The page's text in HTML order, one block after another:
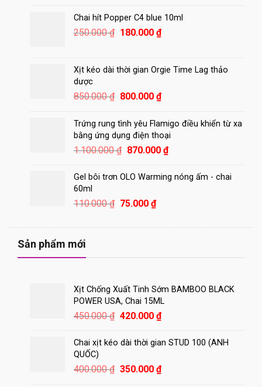
250.000 ₫.là:
150.000 ₫.
Chai hít Popper C4 blue 10ml
250.000₫ Giá
250.000 ₫.
180.000 ₫Giá
là:
Xịt kéo dài thời gian Orgie Time Lag thảo
dược
850.000₫ Giá
là:
850.000 ₫.
800.000 ₫Giá
tại
là:
800.000 ₫.
Trứng rung tình yêu Flamigo điều khiển từ xa
bằng ứng dụng điện thoại
1.100.000₫ Giá
là:
870.000 ₫Giá
tại
Gel bôi trơn OLO Warming nóng ấm - chai
60ml
110.000₫ Giá
là:
75.000 ₫Giá
tại
Sản phẩm mới
Xịt Chống Xuất Tinh Sớm BAMBOO BLACK
POWER USA, Chai 15ML
450.000₫ Giá
là:
420.000 ₫Giá
tại
420.000 ₫.
Chai xịt kéo dài thời gian STUD 100 (ANH
QUỐC)
400.000₫ Giá
350.000 ₫Giá